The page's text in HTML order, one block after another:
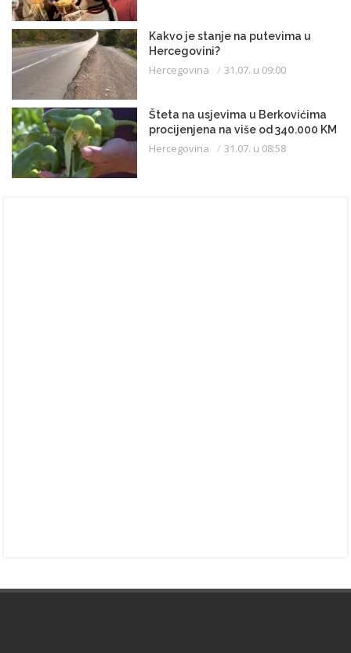
Kakvo je stanje na putevima u
Hercegovini?
Hercegovina 31.07. u 09:00
Šteta na usjevima u Berkovićima
procijenjena na više od 340.000 KM
Hercegovina 31.07. u 08:58